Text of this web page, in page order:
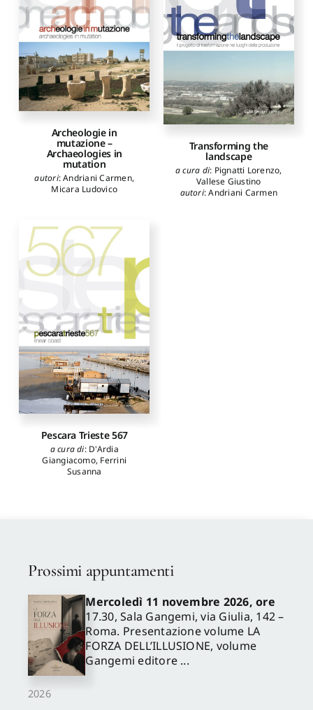
Archeologie in
mutazione –
Archaeologies in
mutation
autori:Andriani Carmen,
Micara Ludovico
Transforming the
landscape
a cura di: Pignatti Lorenzo,
Vallese Giustino
autori:Andriani Carmen
Pescara Trieste 567
a cura di: D'Ardia
Giangiacomo, Ferrini
Susanna
Prossimi appuntamenti
2026
Mercoledì 11 novembre 2026, ore
17.30, Sala Gangemi, via Giulia, 142 –
Roma. Presentazione volume LA
FORZA DELL’ILLUSIONE, volume
Gangemi editore ...